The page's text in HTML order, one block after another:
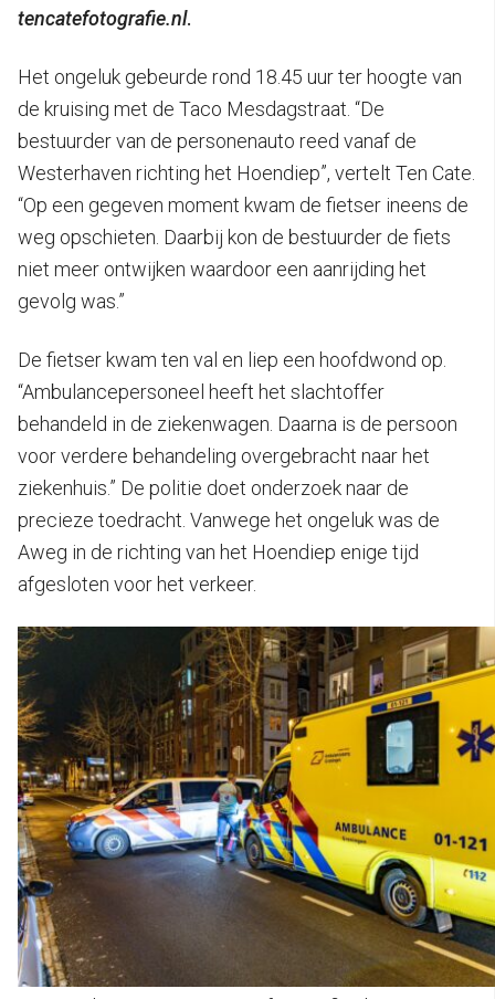
tencatefotografie.nl.
Het ongeluk gebeurde rond 18.45 uur ter hoogte van
de kruising met de Taco Mesdagstraat. “De
bestuurder van de personenauto reed vanaf de
Westerhaven richting het Hoendiep”, vertelt Ten Cate.
“Op een gegeven moment kwam de fietser ineens de
weg opschieten. Daarbij kon de bestuurder de fiets
niet meer ontwijken waardoor een aanrijding het
gevolg was.”
De fietser kwam ten val en liep een hoofdwond op.
“Ambulancepersoneel heeft het slachtoffer
behandeld in de ziekenwagen. Daarna is de persoon
voor verdere behandeling overgebracht naar het
ziekenhuis.” De politie doet onderzoek naar de
precieze toedracht. Vanwege het ongeluk was de
Aweg in de richting van het Hoendiep enige tijd
afgesloten voor het verkeer.